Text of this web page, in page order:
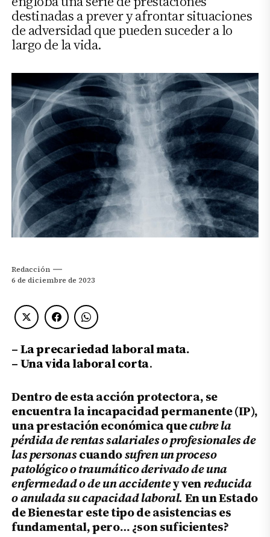
destinadas a prever y afrontar situaciones
de adversidad que pueden suceder a lo
largo de la vida.
Redacción
6 de diciembre de 2023
–La precariedad laboral mata.
–Una vida laboral corta.
Dentro de esta acción protectora, se
encuentra la incapacidad permanente (IP),
una prestación económica quecubre la
pérdida de rentas salariales o profesionales de
las personascuandosufren un proceso
patológico o traumático derivado de una
enfermedad o de un accidentey venreducida
o anulada su capacidad laboral.En un Estado
de Bienestar este tipo de asistencias es
fundamental, pero… ¿son suficientes?